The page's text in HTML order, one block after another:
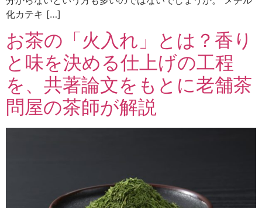
化カテキ […]
お茶の「火入れ」とは？香り
と味を決める仕上げの工程
を、共著論文をもとに老舗茶
問屋の茶師が解説